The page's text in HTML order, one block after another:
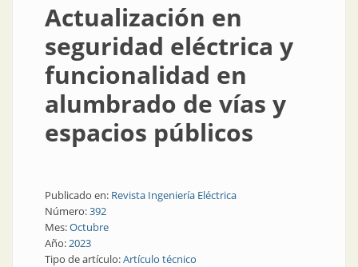
Actualización en
seguridad eléctrica y
funcionalidad en
alumbrado de vías y
espacios públicos
Publicado en: Revista Ingeniería Eléctrica
Número:392
Mes:Octubre
Año:2023
Tipo de artículo:Artículo técnico